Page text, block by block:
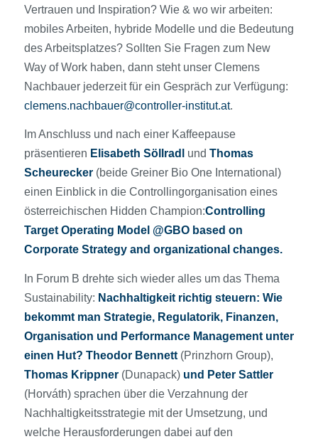
Vertrauen und Inspiration? Wie & wo wir arbeiten:
mobiles Arbeiten, hybride Modelle und die Bedeutung
des Arbeitsplatzes? Sollten Sie Fragen zum New
Way of Work haben, dann steht unser Clemens
Nachbauer jederzeit für ein Gespräch zur Verfügung:
clemens.nachbauer@controller-institut.at.
Im Anschluss und nach einer Kaffeepause
präsentieren Elisabeth Söllradl und Thomas
Scheurecker(beide Greiner Bio One International)
einen Einblick in die Controllingorganisation eines
österreichischen Hidden Champion:Controlling
Target Operating Model @GBO based on
Corporate Strategy and organizational changes.
In Forum B drehte sich wieder alles um das Thema
Sustainability: Nachhaltigkeit richtig steuern: Wie
bekommt man Strategie, Regulatorik, Finanzen,
Organisation und Performance Management unter
einen Hut? Theodor Bennett (Prinzhorn Group),
Thomas Krippner (Dunapack)und Peter Sattler
(Horváth) sprachen über die Verzahnung der
Nachhaltigkeitsstrategie mit der Umsetzung, und
welche Herausforderungen dabei auf den